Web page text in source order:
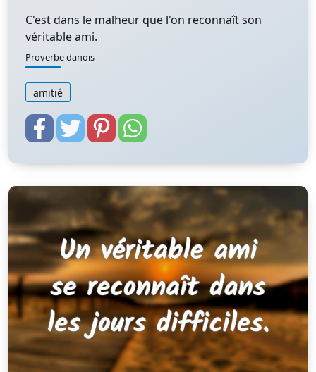
C'est dans le malheur que l'on reconnaît son
véritable ami.
Proverbe danois
amitié